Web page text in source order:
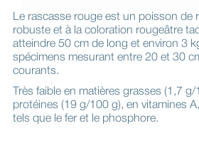
Le rascasse rouge est un poisson de
robuste et à la coloration rougeâtre
atteindre 50 cm de long et environ 3
spécimens mesurant entre 20 et 30
courants.
Très faible en matières grasses (1,7
protéines (19 g/100 g), en vitamines
tels que le fer et le phosphore.